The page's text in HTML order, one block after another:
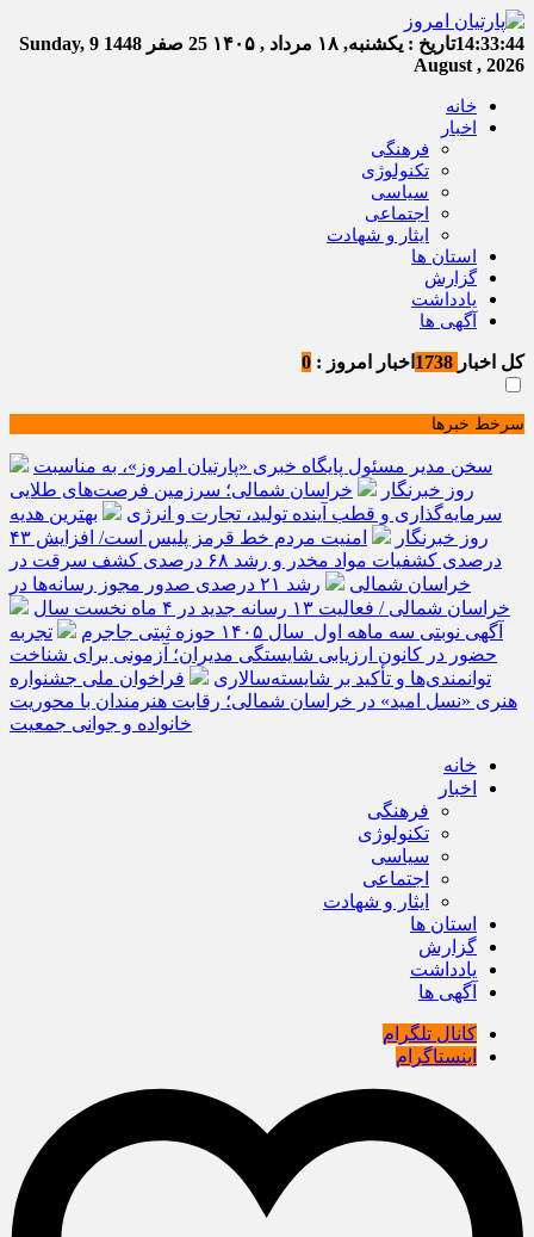
14:33:45تاریخ : یکشنبه, ۱۸ مرداد , ۱۴۰۵ 25 صفر 1448
Sunday, 9
August , 2026
خانه
اخبار
فرهنگی
تکنولوژی
سیاسی
اجتماعی
ایثار و شهادت
استان ها
گزارش
یادداشت
آگهی ها
کل اخبار اخبار امروز : 0
سرخط خبرها
سخن مدیر مسئول پایگاه خبری «پارتیان امروز»، به مناسبت
روز خبرنگار
خراسان شمالی؛ سرزمین فرصت‌های طلایی
سرمایه‌گذاری و قطب آینده تولید، تجارت و انرژی
بهترین هدیه
روز خبرنگار
امنیت مردم خط قرمز پلیس است/ افزایش ۴۳
درصدی کشفیات مواد مخدر و رشد ۶۸ درصدی کشف سرقت در
خراسان شمالی
رشد ۲۱ درصدی صدور مجوز رسانه‌ها در
خراسان شمالی / فعالیت ۱۳ رسانه جدید در ۴ ماه نخست سال
آگهی نوبتی سه ماهه اول سال ۱۴۰۵ حوزه ثبتی جاجرم
تجربه
حضور در کانون ارزیابی شایستگی مدیران؛ آزمونی برای شناخت
توانمندی‌ها و تأکید بر شایسته‌سالاری
فراخوان ملی جشنواره
هنری «نسل امید» در خراسان شمالی؛ رقابت هنرمندان با محوریت
خانواده و جوانی جمعیت
خانه
اخبار
فرهنگی
تکنولوژی
سیاسی
اجتماعی
ایثار و شهادت
استان ها
گزارش
یادداشت
آگهی ها
کانال تلگرام
اینستاگرام